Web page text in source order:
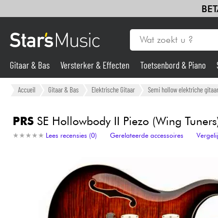
Gitaar & Bas
Synths & samplers
Viool & Quatuor
Gitaar & Bas Versterker & Effecten Toetsenbord & Piano
Accueil Gitaar & Bas Elektrische Gitaar Semi hollow elektriche gitaar
PRSSE Hollowbody II Piezo (Wing
★ ★ ★ ★ ★
★ ★ ★ ★ ★ Lees recensies (0) Gerelateerde accessoires